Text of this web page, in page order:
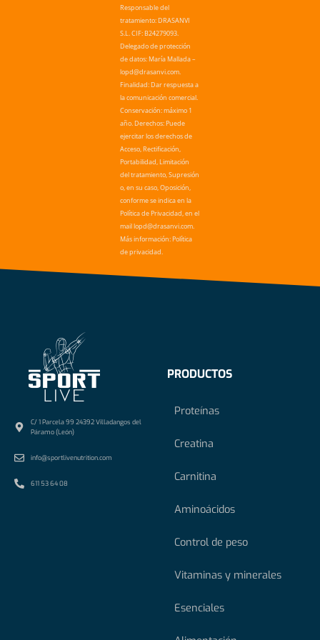
Responsable del
tratamiento: DRASANVI
S.L. CIF: B24279093.
Delegado de protección
de datos: María Mallada –
lopd@drasanvi.com.
Finalidad: Dar respuesta a
la comunicación comercial.
Conservación: máximo 1
año. Derechos: Puede
ejercitar los derechos de
Acceso, Rectificación,
Portabilidad, Limitación
del tratamiento, Supresión
o, en su caso, Oposición,
conforme se indica en la
Política de Privacidad, en el
mail lopd@drasanvi.com.
Más información: Política
de privacidad.
C/ 1 Parcela 99 24392 Villadangos del
Páramo (León)
info@sportlivenutrition.com
611 53 64 08
PRODUCTOS
Proteínas
Creatina
Carnitina
Aminoácidos
Control de peso
Vitaminas y minerales
Esenciales